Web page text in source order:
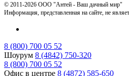
© 2011-2026 ООО "Антей - Ваш дачный мир"
Информация, представленная на сайте, не
8 (800) 700 05 52
Шоурум 8 (4842) 750-320
8 (800) 700 05 52
Офис в центре 8 (4872) 585-650